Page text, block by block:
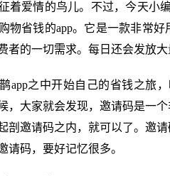
着爱情的鸟儿。不过，今天小
物省钱的app。它是一款非常
者的一切需求。每日还会发放大
app之中开始自己的省钱之旅
，大家就会发现，邀请码是一
剖邀请码之内，就可以了。邀
请码，要好记忆很多。